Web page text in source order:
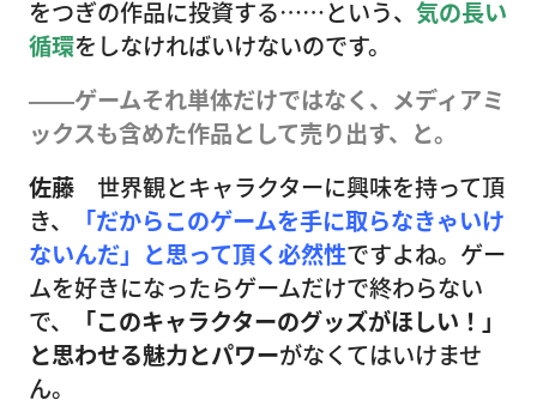
をつぎの作品に投資する……という、 気の長い
循環をしなければいけないのです。
――ゲームそれ単体だけではなく、メディアミ
ックスも含めた作品として売り出す、と。
佐藤 世界観とキャラクターに興味を持って頂
き、
「だからこのゲームを手に取らなきゃいけ
ないんだ」と思って頂く必然性ですよね。ゲー
ムを好きになったらゲームだけで終わらない
で、
「このキャラクターのグッズがほしい！」
と思わせる魅力とパワーがなくてはいけませ
ん。